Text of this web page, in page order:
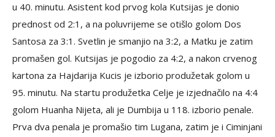
u 40. minutu. Asistent kod prvog kola Kutsijas je donio
prednost od 2:1, a na poluvrijeme se otišlo golom Dos
Santosa za 3:1. Svetlin je smanjio na 3:2, a Matku je zatim
promašen gol. Kutsijas je pogodio za 4:2, a nakon crvenog
kartona za Hajdarija Kucis je izborio produžetak golom u
95. minutu. Na startu produžetka Celje je izjednačilo na 4:4
golom Huanha Nijeta, ali je Dumbija u 118. izborio penale.
Prva dva penala je promašio tim Lugana, zatim je i Ciminjani